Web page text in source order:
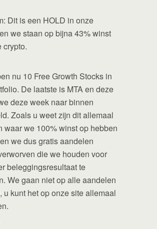
Dit is een HOLD in onze
we staan op bijna 43% winst
crypto.
nu 10 Free Growth Stocks in
De laatste is MTA en deze
deze week naar binnen
Zoals u weet zijn dit allemaal
waar we 100% winst op hebben
we dus gratis aandelen
die we houden voor
beleggingsresultaat te
We gaan niet op alle aandelen
u kunt het op onze site allemaal